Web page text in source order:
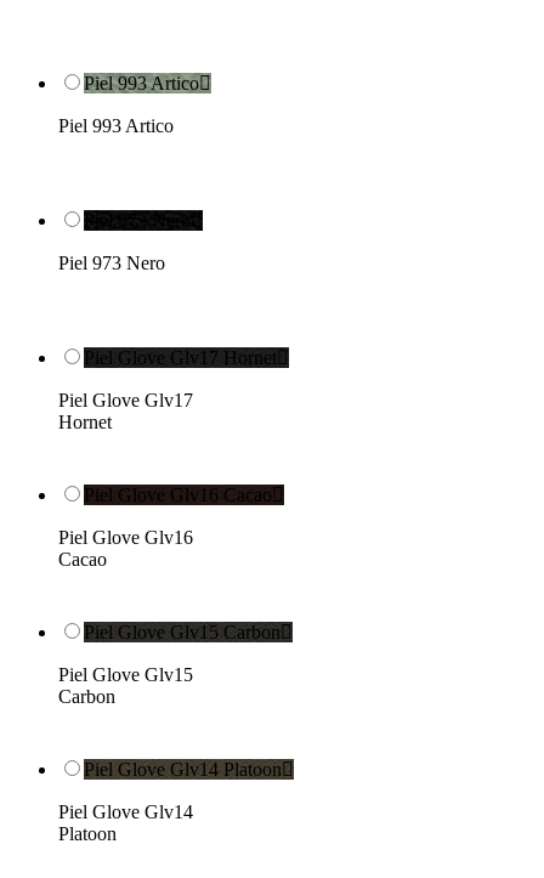
Piel 993 Artico
Piel 993 Artico
Piel 973 Nero
Piel 973 Nero
Piel Glove Glv17 Hornet
Piel Glove Glv17
Hornet
Piel Glove Glv16 Cacao 
Piel Glove Glv16
Cacao
Piel Glove Glv15 Carbon
Piel Glove Glv15
Carbon
Piel Glove Glv14 Platoon
Piel Glove Glv14
Platoon